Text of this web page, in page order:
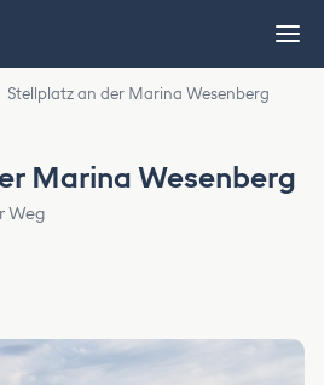
Stellplatz an der Marina Wesenberg
Marina Wesenberg
Weg